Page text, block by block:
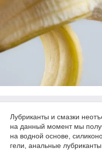
Лубриканты и смазки
на данный момент мы
на водной основе,
гели, анальные